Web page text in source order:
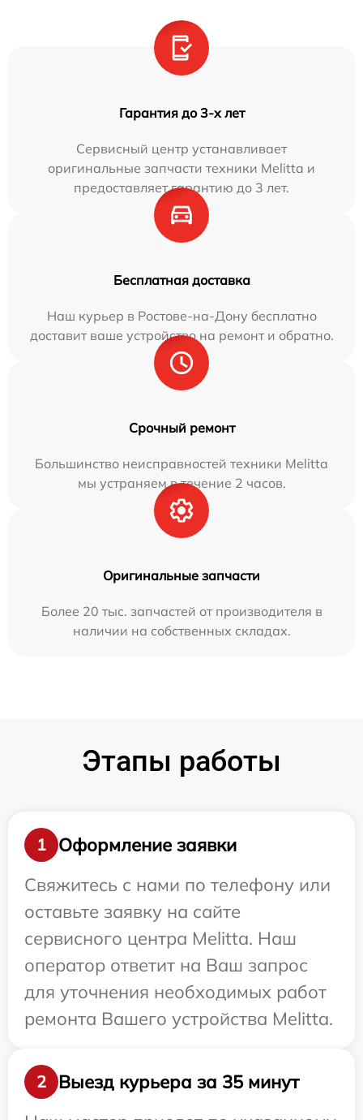
Гарантия до 3-х лет
Сервисный центр устанавливает
оригинальные запчасти техники Melitta и
предоставляет гарантию до 3 лет.
Бесплатная доставка
Наш курьер в Ростове-на-Дону бесплатно
доставит ваше устройство на ремонт и обратно.
Срочный ремонт
Большинство неисправностей техники Melitta
мы устраняем в течение 2 часов.
Оригинальные запчасти
Более 20 тыс. запчастей от производителя в
наличии на собственных складах.
Этапы работы
1
Оформление заявки
Свяжитесь с нами по телефону или
оставьте заявку на сайте
сервисного центра Melitta. Наш
оператор ответит на Ваш запрос
для уточнения необходимых работ
ремонта Вашего устройства Melitta.
2
Выезд курьера за 35 минут